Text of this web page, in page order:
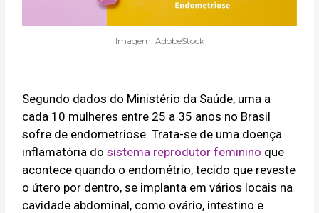
Imagem: AdobeStock
Segundo dados do Ministério da Saúde, uma a
cada 10 mulheres entre 25 a 35 anos no Brasil
sofre de endometriose. Trata-se de uma doença
inflamatória dosistema reprodutor feminino que
acontece quando o endométrio, tecido que reveste
o útero por dentro, se implanta em vários locais na
cavidade abdominal, como ovário, intestino e